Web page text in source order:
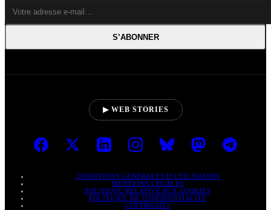
S’ABONNER
▶ WEB STORIES
CONDITIONS GÉNÉRALES D’UTILISATION
MENTIONS LÉGALES
POLITIQUE RELATIVE AUX COOKIES
POLITIQUE DE CONFIDENTIALITÉ
COPYRIGHTS